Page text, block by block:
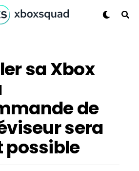
sa Xbox
de
sera
possible